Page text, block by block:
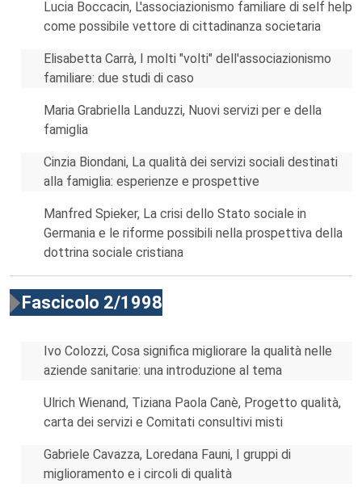
Lucia Boccacin, L'associazionismo familiare di self help
come possibile vettore di cittadinanza societaria
Elisabetta Carrà, I molti "volti" dell'associazionismo
familiare: due studi di caso
Maria Grabriella Landuzzi, Nuovi servizi per e della
famiglia
Cinzia Biondani, La qualità dei servizi sociali destinati
alla famiglia: esperienze e prospettive
Manfred Spieker, La crisi dello Stato sociale in
Germania e le riforme possibili nella prospettiva della
dottrina sociale cristiana
Fascicolo 2/1998
Ivo Colozzi, Cosa significa migliorare la qualità nelle
aziende sanitarie: una introduzione al tema
Ulrich Wienand, Tiziana Paola Canè, Progetto qualità,
carta dei servizi e Comitati consultivi misti
Gabriele Cavazza, Loredana Fauni, I gruppi di
miglioramento e i circoli di qualità